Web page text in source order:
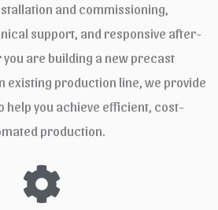
and commissioning,
support, and responsive after-
are building a new precast
existing production line, we provide
help you achieve efficient, cost-
production.